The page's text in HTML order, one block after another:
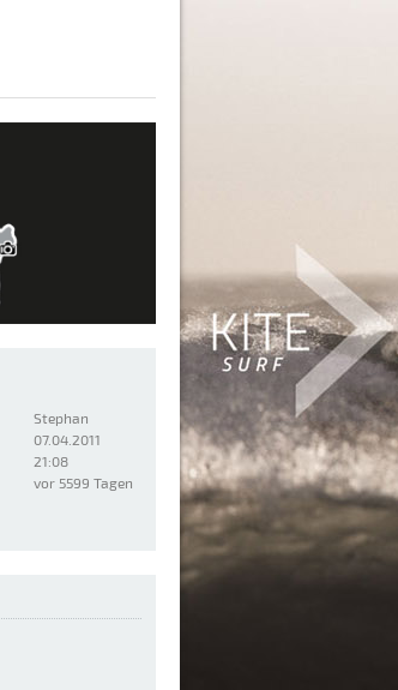
Stephan
07.04.2011
21:08
vor 5599 Tagen